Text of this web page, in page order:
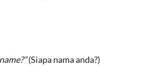
(Siapa nama anda?)